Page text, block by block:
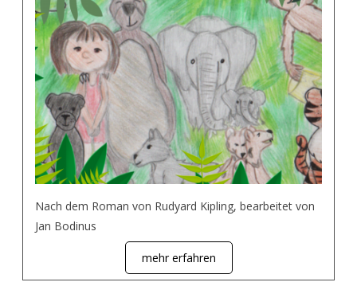
Nach dem Roman von Rudyard Kipling, bearbeitet von
Jan Bodinus
mehr erfahren